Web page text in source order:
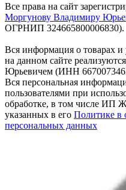
Все права на сайт
Моргунову Владимиру
ОГРНИП 324665800006830).
Вся информация о товарах и
на данном сайте
Юрьевичем (ИНН
Вся персональная
пользователями при
обработке, в том числе ИП
указанных в его Политике в
персональных данных